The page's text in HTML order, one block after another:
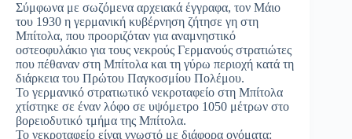
Σύμφωνα με σωζόμενα αρχειακά έγγραφα, τον Μάιο
του 1930 η γερμανική κυβέρνηση ζήτησε γη στη
Μπίτολα, που προοριζόταν για αναμνηστικό
οστεοφυλάκιο για τους νεκρούς Γερμανούς στρατιώτες
που πέθαναν στη Μπίτολα και τη γύρω περιοχή κατά τη
διάρκεια του Πρώτου Παγκοσμίου Πολέμου.
Το γερμανικό στρατιωτικό νεκροταφείο στη Μπίτολα
χτίστηκε σε έναν λόφο σε υψόμετρο 1050 μέτρων στο
βορειοδυτικό τμήμα της Μπίτολα.
Το νεκροταφείο είναι γνωστό με διάφορα ονόματα: